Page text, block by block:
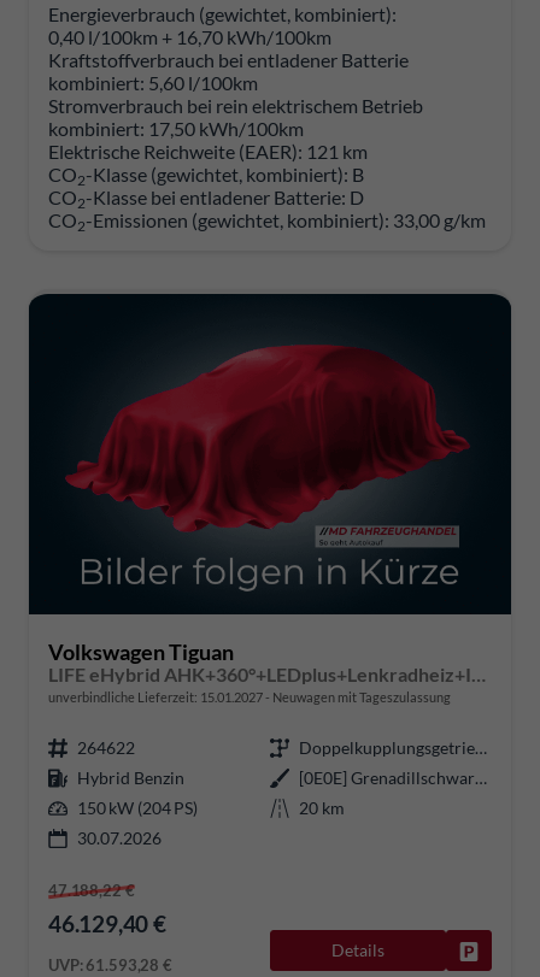
Energieverbrauch (gewichtet, kombiniert):
0,40 l/100km + 16,70 kWh/100km
Kraftstoffverbrauch bei entladener Batterie
kombiniert: 5,60 l/100km
Stromverbrauch bei rein elektrischem Betrieb
kombiniert: 17,50 kWh/100km
Elektrische Reichweite (EAER): 121 km
CO2-Klasse (gewichtet, kombiniert): B
CO2-Klasse bei entladener Batterie: D
CO2-Emissionen (gewichtet, kombiniert): 33,00 g/km
Volkswagen Tiguan
LIFE eHybrid AHK+360°+LEDplus+Lenkradheiz+IQ.Drive+ACC+AppConnect+eHeck
unverbindliche Lieferzeit: 15.01.2027 Neuwagen mit Tageszulassung
264622
Doppelkupplungsgetriebe (DSG)
Hybrid Benzin
[0E0E] Grenadillschwarz Metallic
150 kW (204 PS)
20 km
30.07.2026
47.188,22 €
46.129,40 €
UVP:61.593,28 €
Details